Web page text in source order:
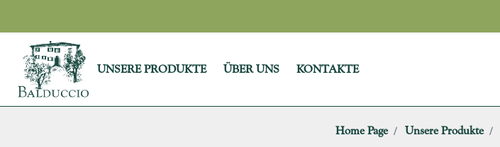
UNSERE PRODUKTE ÜBER UNS KONTAKTE
Home Page Unsere Produkte